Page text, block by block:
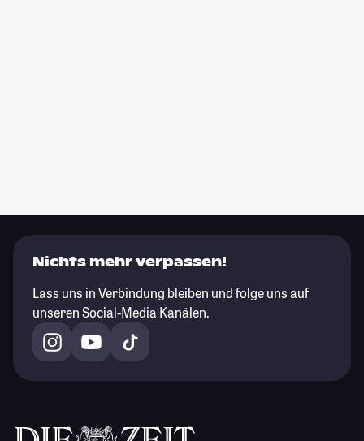
Nichts mehr verpassen!
Lass uns in Verbindung bleiben und folge uns auf
unseren Social-Media Kanälen.